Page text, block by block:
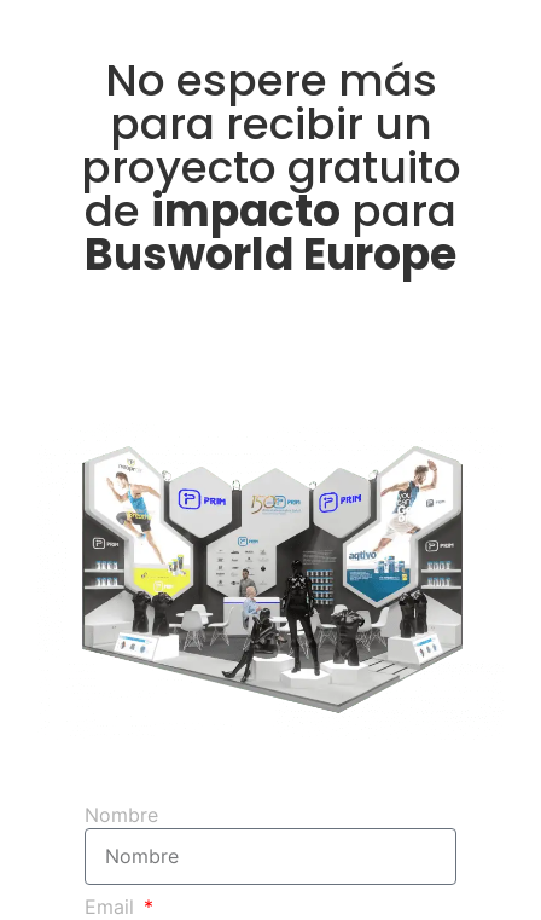
No espere más
para recibir un
proyecto gratuito
de impacto para
Busworld Europe
Nombre
Email